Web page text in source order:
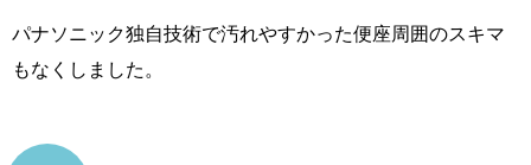
パナソニック独自技術で汚れやすかった便座周囲のスキマ
もなくしました。